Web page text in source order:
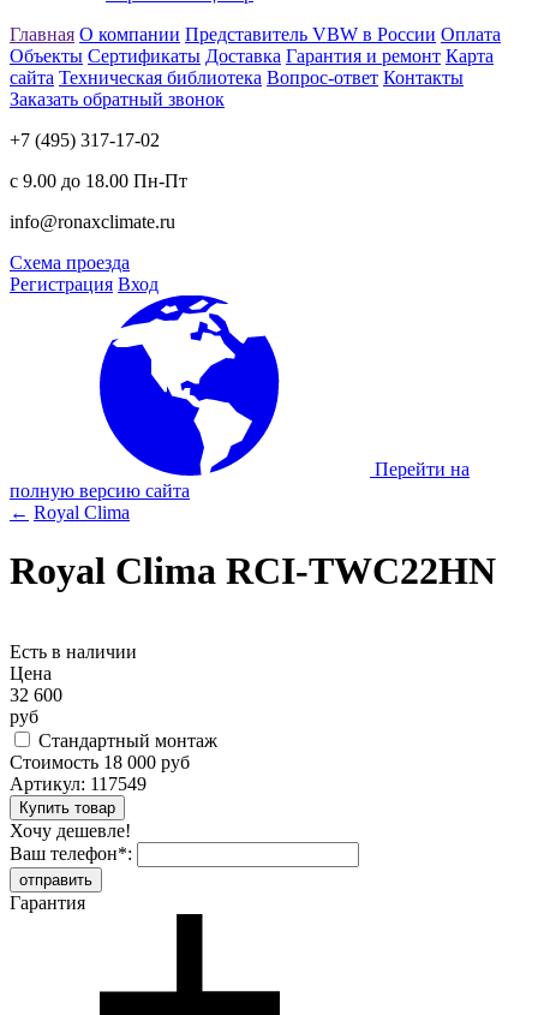
Главная О компании Представитель VBW в России Оплата
Объекты Сертификаты Доставка Гарантия и ремонт Карта
сайта Техническая библиотека Вопрос-ответ Контакты
Заказать обратный звонок
+7 (495) 317-17-02
с 9.00 до 18.00 Пн-Пт
info@ronaxclimate.ru
Схема проезда
Регистрация Вход
Перейти на
полную версию сайта
← Royal Clima
Royal Clima RCI-TWC22HN
Есть в наличии
Цена
32 600
руб
Стандартный монтаж
Стоимость 18 000 руб
Артикул: 117549
Хочу дешевле!
Ваш телефон*:
Гарантия